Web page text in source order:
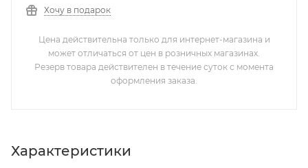
Хочу в подарок
Цена действительна только для интернет-магазина и
может отличаться от цен в розничных магазинах.
Резерв товара действителен в течение суток с момента
оформления заказа.
Характеристики